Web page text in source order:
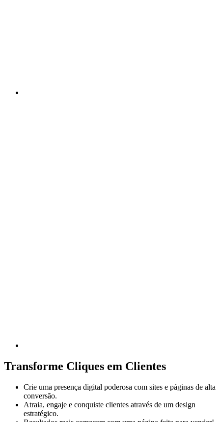
Transforme Cliques em Clientes
Crie uma presença digital poderosa com sites e páginas de alta
conversão.
Atraia, engaje e conquiste clientes através de um design
estratégico.